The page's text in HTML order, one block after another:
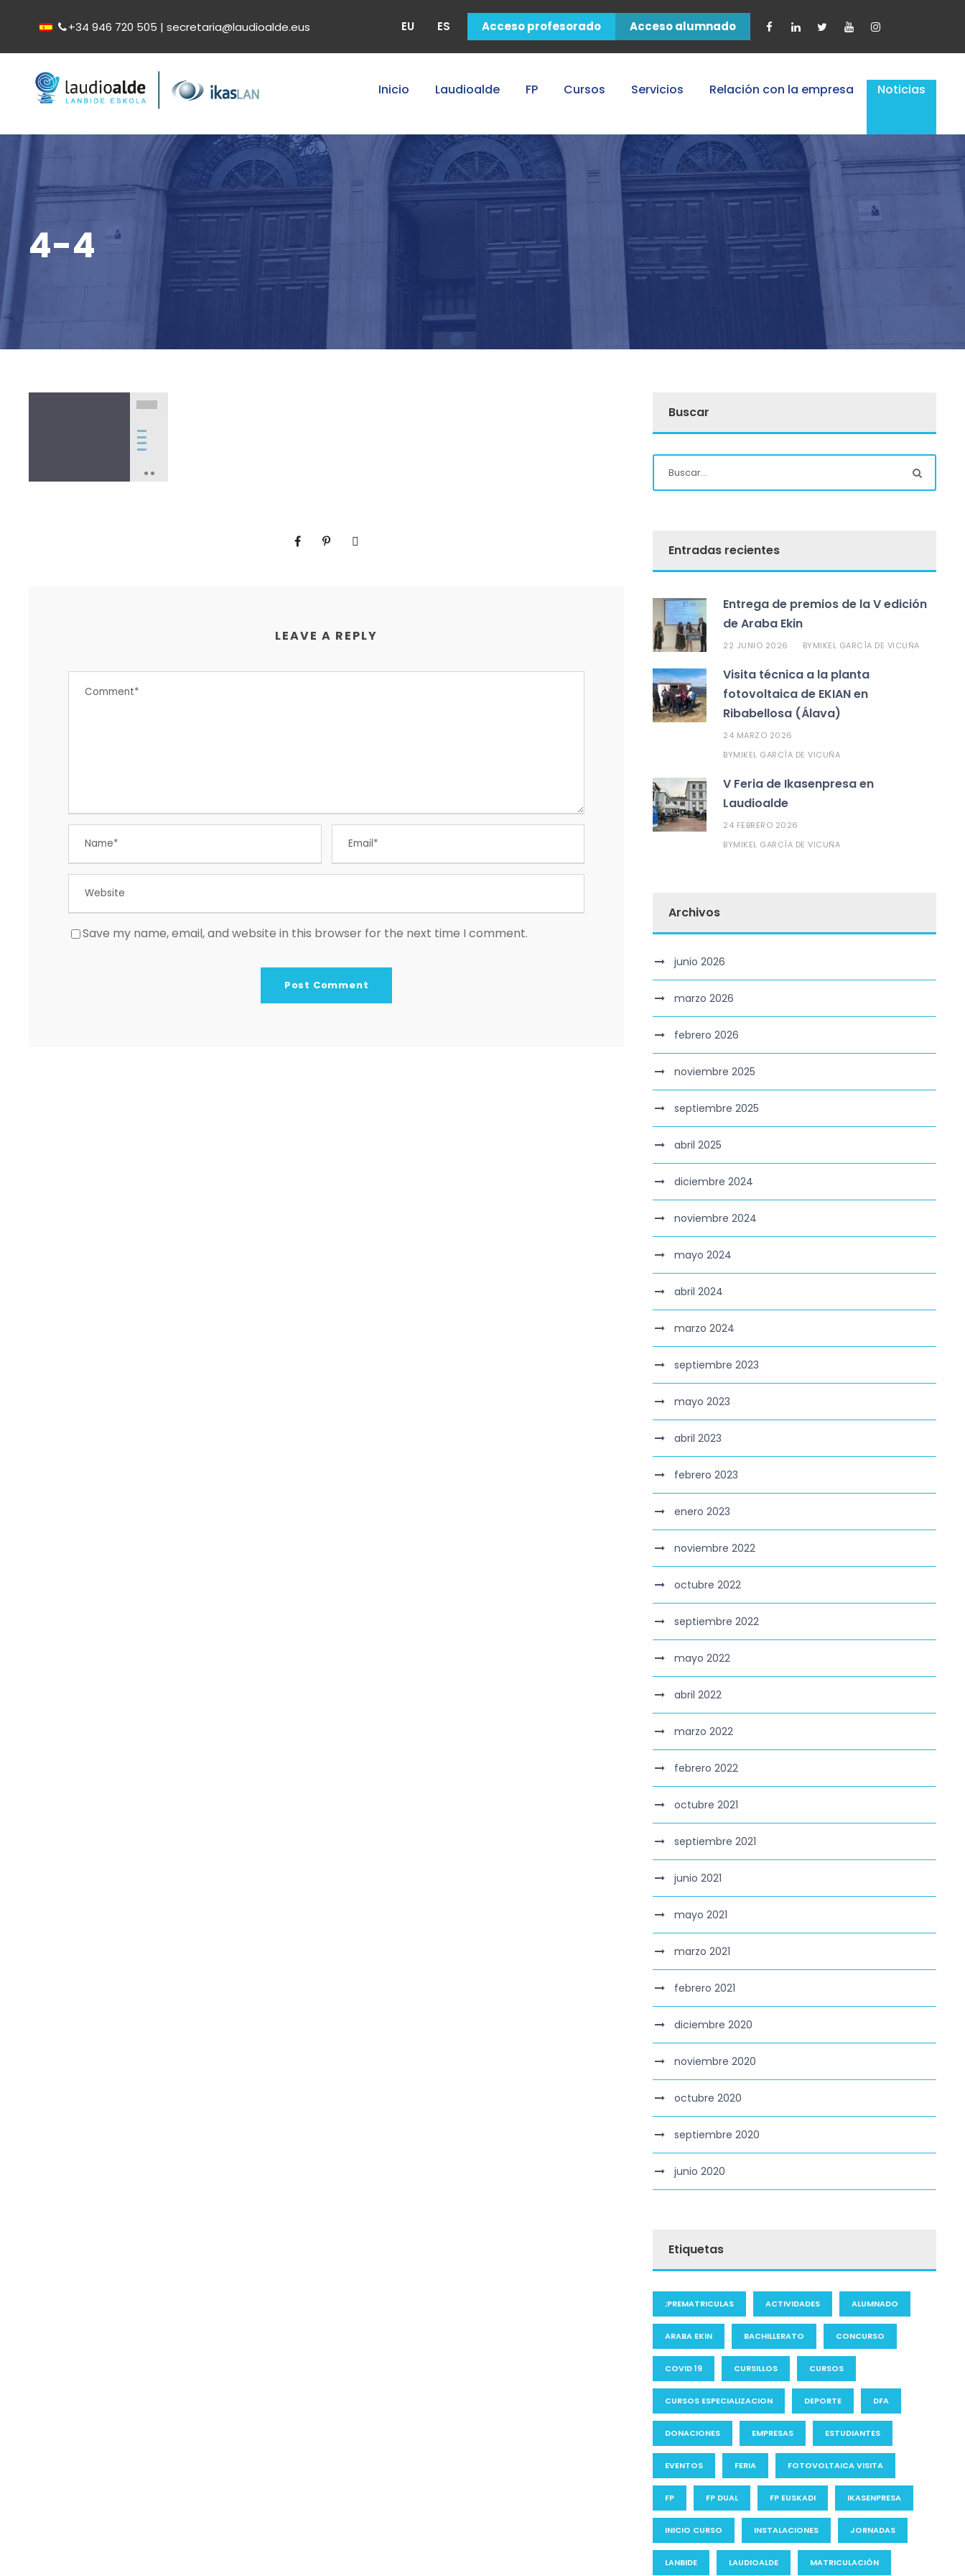
+34 946 720 505 | secretaria@laudioalde.eus EU ES Acceso profesorado Acceso alumnado
Inicio Laudioalde FP Cursos Servicios Relación con la empresa Noticias
4-4
LEAVE A REPLY
Save my name, email, and website in this browser for the next time I comment.
Buscar
Entradas recientes
Entrega de premios de la V edición
de Araba Ekin
22 JUNIO 2026 BYMIKEL GARCÍA DE VICUÑA
Visita técnica a la planta
fotovoltaica de EKIAN en
Ribabellosa (Álava)
24 MARZO 2026
BYMIKEL GARCÍA DE VICUÑA
V Feria de Ikasenpresa en
Laudioalde
24 FEBRERO 2026
BYMIKEL GARCÍA DE VICUÑA
Archivos
junio 2026
marzo 2026
febrero 2026
noviembre 2025
septiembre 2025
abril 2025
diciembre 2024
noviembre 2024
mayo 2024
abril 2024
marzo 2024
septiembre 2023
mayo 2023
abril 2023
febrero 2023
enero 2023
noviembre 2022
octubre 2022
septiembre 2022
mayo 2022
abril 2022
marzo 2022
febrero 2022
octubre 2021
septiembre 2021
junio 2021
mayo 2021
marzo 2021
febrero 2021
diciembre 2020
noviembre 2020
octubre 2020
septiembre 2020
junio 2020
Etiquetas
;PREMATRICULAS ACTIVIDADES ALUMNADO
ARABA EKIN BACHILLERATO CONCURSO
COVID 19 CURSILLOS CURSOS
CURSOS ESPECIALIZACION DEPORTE DFA
DONACIONES EMPRESAS ESTUDIANTES
EVENTOS FERIA FOTOVOLTAICA VISITA
FP FP DUAL FP EUSKADI IKASENPRESA
INICIO CURSO INSTALACIONES JORNADAS
LANBIDE LAUDIOALDE MATRICULACIÓN